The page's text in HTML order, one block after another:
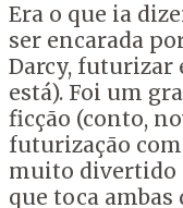
Era o que ia
ser encarada
Darcy, futurizar
está). Foi um
ficção (conto,
futurizaçāo
muito divertido
que toca